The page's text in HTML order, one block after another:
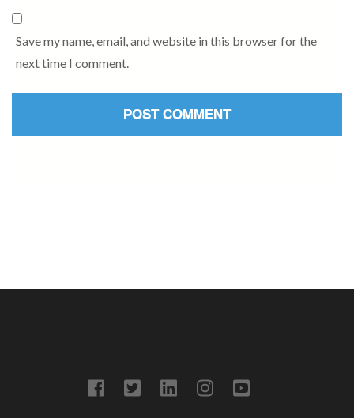
Save my name, email, and website in this browser for the
next time I comment.